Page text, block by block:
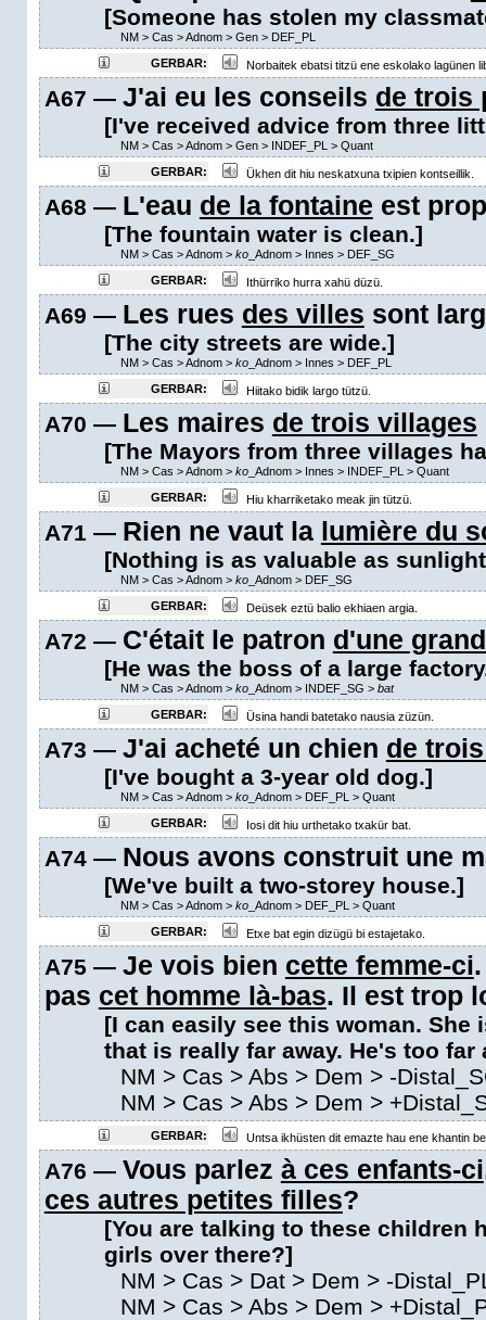
[Someone has stolen my
NM> Cas >Adnom> Gen> DEF_PL
GERBAR:
Norbaitek ebatsi titzü ene eskolako lagünen
A67 — J'ai eu les conseils de trois
[I've received advice from three
NM> Cas >Adnom> Gen> INDEF_PL > Quant
GERBAR:
Ükhen dit hiu neskatxuna txipien kontseillik.
A68 — L'eau de la fontaine est
[The fountain water is clean.]
NM> Cas >Adnom> ko_Adnom> Innes > DEF_SG
GERBAR:
Ithürriko hurra xahü düzü.
A69 — Les rues des villes sont
[The city streets are wide.]
NM> Cas >Adnom> ko_Adnom> Innes > DEF_PL
GERBAR:
Hiitako bidik largo tützü.
A70 — Les maires de trois villages
[The Mayors from three villages
NM> Cas >Adnom> ko_Adnom> Innes > INDEF_PL > Quant
GERBAR:
Hiu kharriketako meak jin tützü.
A71 — Rien ne vaut la lumière du
[Nothing is as valuable as
NM> Cas >Adnom> ko_Adnom> DEF_SG
GERBAR:
Deüsek eztü balio ekhiaen argia.
A72 — C'était le patron d'une
[He was the boss of a large
NM> Cas >Adnom> ko_Adnom> INDEF_SG > bat
GERBAR:
Üsina handi batetako nausia züzün.
A73 — J'ai acheté un chien de
[I've bought a 3-year old dog.]
NM> Cas >Adnom> ko_Adnom> DEF_PL > Quant
GERBAR:
Iosi dit hiu urthetako txakür bat.
A74 — Nous avons construit une
[We've built a two-storey house.]
NM> Cas >Adnom> ko_Adnom> DEF_PL > Quant
GERBAR:
Etxe bat egin dizügü bi estajetako.
A75 — Je vois bien cette femme-ci
pas cet homme là-bas. Il est trop
[I can easily see this woman.
that is really far away. He's too far
NM > Cas > Abs > Dem > -
NM > Cas > Abs > Dem >
GERBAR: Untsa ikhüsten dit emazte hau ene khantin
A76 — Vous parlez à ces enfants-ci
ces autres petites filles?
[You are talking to these children
girls over there?]
NM > Cas > Dat> Dem > -
NM > Cas > Abs > Dem >